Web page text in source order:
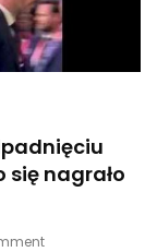
się nagrało
On